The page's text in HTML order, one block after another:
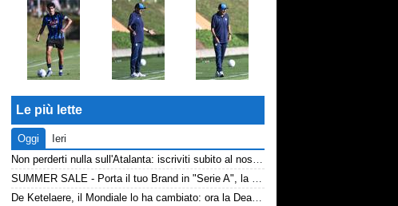
Le più lette
Oggi
Ieri
Non perderti nulla sull'Atalanta: iscriviti subito al nostro canale WhatsApp!
SUMMER SALE - Porta il tuo Brand in "Serie A", la tua azienda e professione titolare nel cuore dell'Atalanta
De Ketelaere, il Mondiale lo ha cambiato: ora la Dea riparte da lui